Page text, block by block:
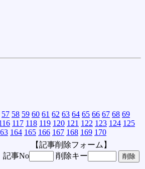
57 58 59 60 61 62 63 64 65 66 67 68 69
117 118 119 120 121 122 123 124 125
164 165 166 167 168 169 170
【記事削除フォーム】
記事No
削除キー